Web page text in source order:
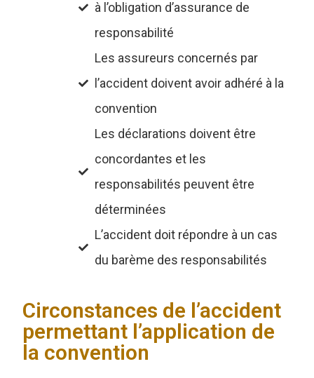
à l’obligation d’assurance de
responsabilité
Les assureurs concernés par
l’accident doivent avoir adhéré à la
convention
Les déclarations doivent être
concordantes et les
responsabilités peuvent être
déterminées
L’accident doit répondre à un cas
du barème des responsabilités
Circonstances de l’accident
permettant l’application de
la convention